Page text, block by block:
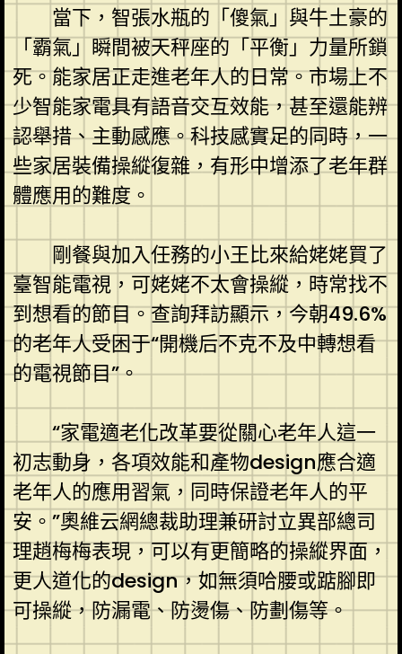
當下，智張水瓶的「傻氣」與牛土豪的
「霸氣」瞬間被天秤座的「平衡」力量所鎖
死。能家居正走進老年人的日常。市場上不
少智能家電具有語音交互效能，甚至還能辨
認舉措、主動感應。科技感實足的同時，一
些家居裝備操縱復雜，有形中增添了老年群
體應用的難度。
剛餐與加入任務的小王比來給姥姥買了
臺智能電視，可姥姥不太會操縱，時常找不
到想看的節目。查詢拜訪顯示，今朝49.6%
的老年人受困于“開機后不克不及中轉想看
的電視節目”。
“家電適老化改革要從關心老年人這一
初志動身，各項效能和產物design應合適
老年人的應用習氣，同時保證老年人的平
安。”奧維云網總裁助理兼研討立異部總司
理趙梅梅表現，可以有更簡略的操縱界面，
更人道化的design，如無須哈腰或踮腳即
可操縱，防漏電、防燙傷、防劃傷等。